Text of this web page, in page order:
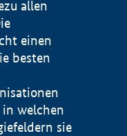
allen
einen
besten
welchen
sie